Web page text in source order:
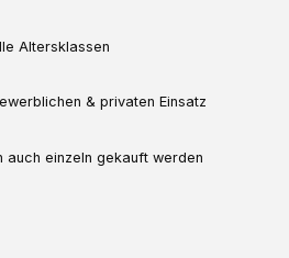
Altersklassen
& privaten Einsatz
auch einzeln gekauft werden